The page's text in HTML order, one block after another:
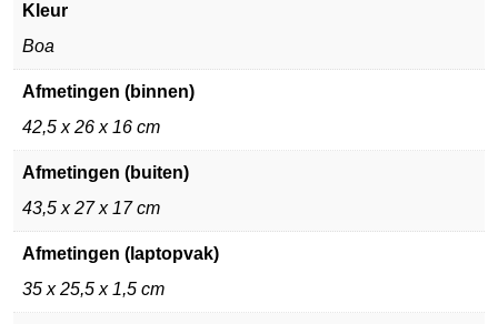
Kleur
Boa
Afmetingen (binnen)
42,5 x 26 x 16 cm
Afmetingen (buiten)
43,5 x 27 x 17 cm
Afmetingen (laptopvak)
35 x 25,5 x 1,5 cm